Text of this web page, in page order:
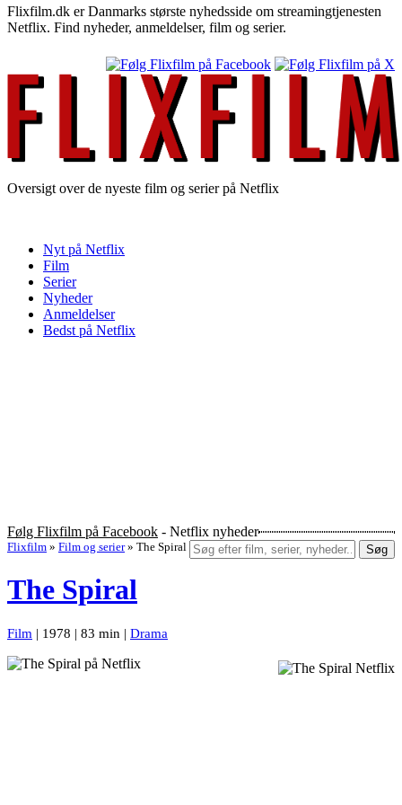
Flixfilm.dk er Danmarks største nyhedsside om streamingtjenesten
Netflix. Find nyheder, anmeldelser, film og serier.
Oversigt over de nyeste film og serier på Netflix
Nyt på Netflix
Film
Serier
Nyheder
Anmeldelser
Bedst på Netflix
Følg Flixfilm på Facebook - Netflix nyheder
Søg
Flixfilm » Film og serier » The Spiral
The Spiral
Film | 1978 | 83 min | Drama